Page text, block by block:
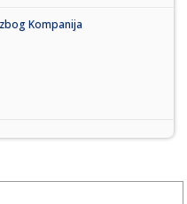
Kompanija